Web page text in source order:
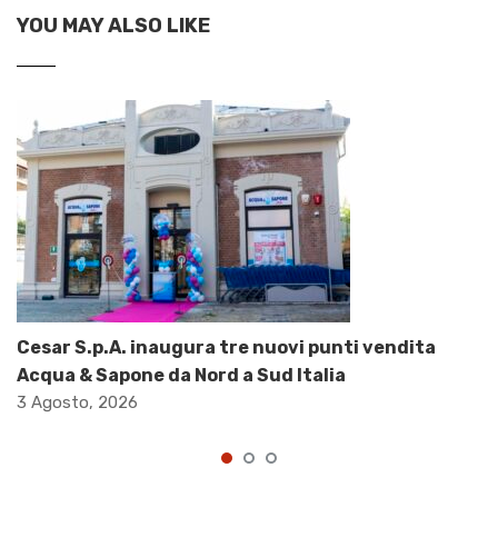
YOU MAY ALSO LIKE
Cesar S.p.A. inaugura tre nuovi punti vendita
Acqua & Sapone da Nord a Sud Italia
3 Agosto, 2026